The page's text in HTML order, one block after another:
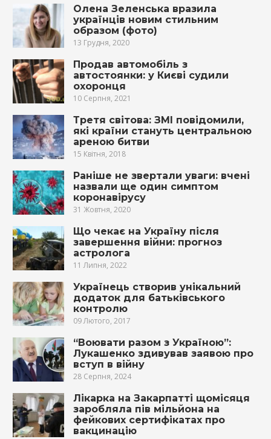
Олена Зеленська вразила
українців новим стильним
образом (фото)
13 Грудня, 2020
Продав автомобіль з
автостоянки: у Києві судили
охоронця
10 Серпня, 2021
Третя світова: ЗМІ повідомили,
які країни стануть центральною
ареною битви
15 Квітня, 2018
Раніше не звертали уваги: вчені
назвали ще один симптом
коронавірусу
31 Жовтня, 2020
Що чекає на Україну після
завершення війни: прогноз
астролога
11 Липня, 2022
Українець створив унікальний
додаток для батьківського
контролю
09 Лютого, 2017
“Воювати разом з Україною”:
Лукашенко здивував заявою про
вступ в війну
28 Серпня, 2024
Лікарка на Закарпатті щомісяця
заробляла пів мільйона на
фейкових сертифікатах про
вакцинацію